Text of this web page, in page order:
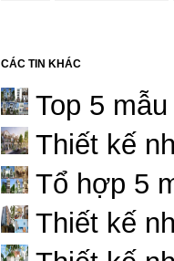
CÁC TIN KHÁC
Top 5
Thiết kế
Tổ hợp 5
Thiết kế